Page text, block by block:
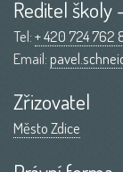
Ředitel školy
Tel:+ 420 724 762
Email:
Zřizovatel
Město Zdice